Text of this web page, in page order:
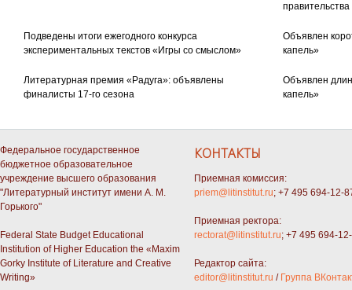
Подведены итоги ежегодного конкурса
экспериментальных текстов «Игры со смыслом»
Объявлен
капель»
Литературная премия «Радуга»: объявлены
финалисты 17-го сезона
Объявлен
капель»
Федеральное государственное
бюджетное образовательное
учреждение высшего образования
"Литературный институт имени А. М.
Горького"
Federal State Budget Educational
Institution of Higher Education the «Maxim
Gorky Institute of Literature and Creative
Writing»
КОНТАКТЫ
Приемная комиссия:
priem@litinstitut.ru; +7 495 694-12-
Приемная ректора:
rectorat@litinstitut.ru; +7 495 694-
Редактор сайта:
editor@litinstitut.ru / Группа